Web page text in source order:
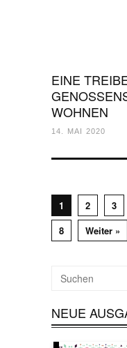
EINE
WOHNEN
14. MAI 2020
1 2 3
8
Weiter »
NEUE